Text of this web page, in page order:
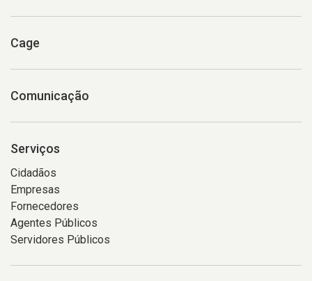
Cage
Comunicação
Serviços
Cidadãos
Empresas
Fornecedores
Agentes Públicos
Servidores Públicos